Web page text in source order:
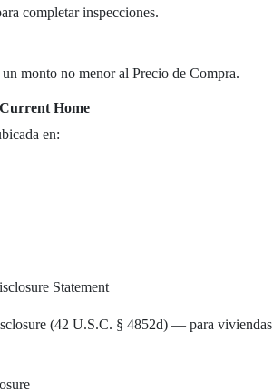
completar inspecciones.
monto no menor al Precio de Compra.
Home
en:
Statement
(42 U.S.C. § 4852d) — para viviendas